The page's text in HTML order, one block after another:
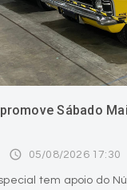
Sábado
access_time 05/08/2026 17:30
tem apoio do